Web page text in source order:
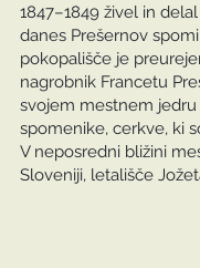
1847–1849 živel in
danes Prešernov
pokopališče je
nagrobnik Francetu
svojem mestnem
spomenike, cerkve, ki
V neposredni bližini
Sloveniji, letališče